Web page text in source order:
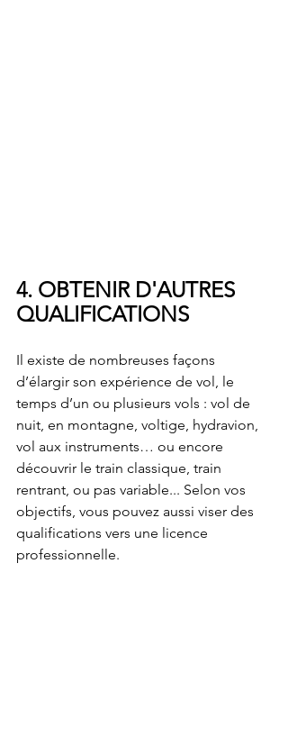
4. OBTENIR D'AUTRES
QUALIFICATIONS
Il existe de nombreuses façons
d’élargir son expérience de vol, le
temps d’un ou plusieurs vols : vol de
nuit, en montagne, voltige, hydravion,
vol aux instruments… ou encore
découvrir le train classique, train
rentrant, ou pas variable... Selon vos
objectifs, vous pouvez aussi viser des
qualifications vers une licence
professionnelle.